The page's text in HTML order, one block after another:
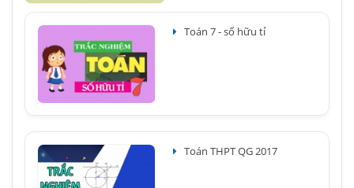
Toán 7 - số hữu tỉ
Toán THPT QG 2017